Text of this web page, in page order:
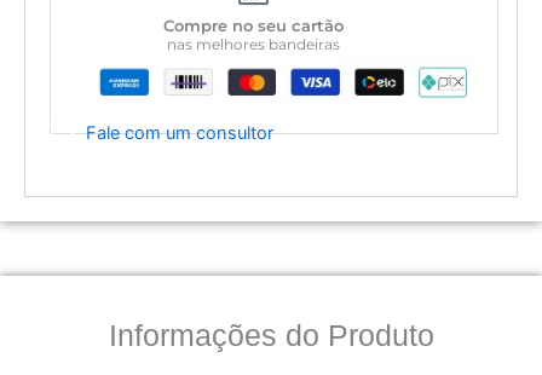
Compre no seu cartão
nas melhores bandeiras
Fale com um consultor
Informações do Produto